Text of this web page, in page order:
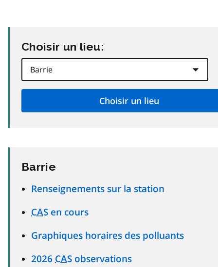
Choisir un lieu:
Barrie
Renseignements sur la station
CAS en cours
Graphiques horaires des polluants
2026 CAS observations